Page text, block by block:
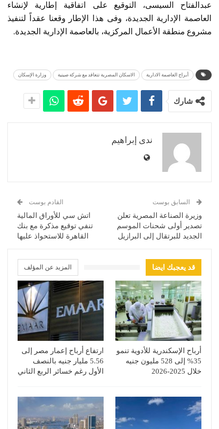
عبدالفتاح السيسى، التوقيع على اتفاقية إطارية لإنشاء
العاصمة الإدارية الجديدة، وفى هذا الإطار وقعنا عقداً لتنفيذ
مشروع منطقة الأعمال المركزية، بالعاصمة الإدارية الجديدة.
أبراج العاصمة الادارية الاسكان المصرية تتعاقد مع شركة صينية وزارة الإسكان
شارك
ندى إبراهيم
السابق بوست
وزيرة الصناعة المصرية تعلن
تصدير أولى شحنات الموسم
الجديد للبرتقال إلى البرازيل
القادم بوست
اتش سي للأوراق المالية
تنفي توقيع مذكرة مع بنك
القاهرة للاستحواذ عليها
قد يعجبك ايضا المزيد عن المؤلف
أرباح الإسكندرية للأدوية تنمو
35% إلى 528 مليون جنيه
خلال 2025-2026
ارتفاع أرباح إعمار مصر إلى
5.56 مليار جنيه بالنصف
الأول رغم خسائر الربع الثاني